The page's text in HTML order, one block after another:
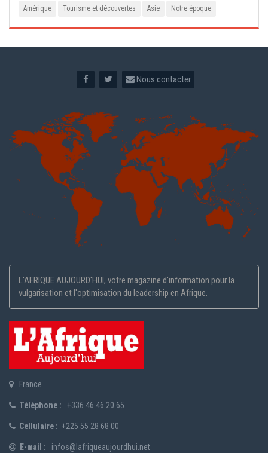
Amérique Tourisme et découvertes Asie Notre époque
Nous contacter
L'AFRIQUE AUJOURD'HUI, votre magazine d'information pour la
vulgarisation et l'optimisation du leadership en Afrique.
France
Téléphone : +336 46 46 20 65
Cellulaire : +225 55 28 68 00
E-mail : infos@lafriqueaujourdhui.net